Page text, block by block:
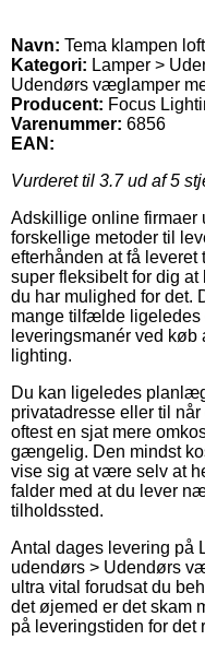
Navn: Tema klampen
Kategori: Lamper >
Udendørs væglamper
Producent: Focus
Varenummer: 6856
EAN:
Vurderet til 3.7ud af 5
Adskillige online firmaer
forskellige metoder til
efterhånden at få leveret
super fleksibelt for dig
du har mulighed for det.
mange tilfælde ligeledes
leveringsmanér ved køb
lighting.
Du kan ligeledes
privatadresse eller til
oftest en sjat mere
gængelig. Den mindst
vise sig at være selv at
falder med at du lever
tilholdssted.
Antal dages levering på
udendørs > Udendørs
ultra vital forudsat du
det øjemed er det skam
på leveringstiden for det